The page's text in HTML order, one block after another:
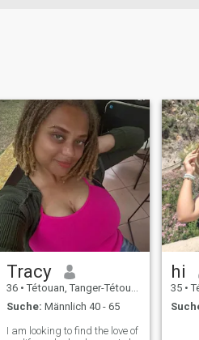
Tracy
36 • Tétouan, Tanger-Tétouan, Marokko
Suche: Männlich 40 - 65
I am looking to find the love of
hi
35 •